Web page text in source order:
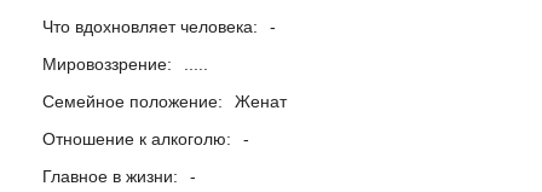
Что вдохновляет человека:
-
Мировоззрение:
Семейное положение:
Женат
Отношение к алкоголю:
-
Главное в жизни:
-